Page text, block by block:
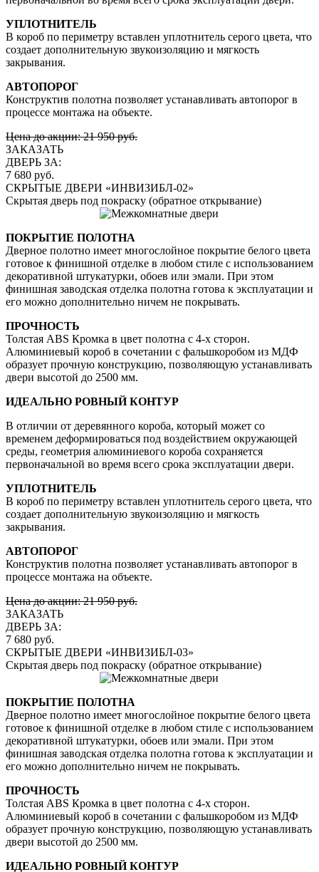
УПЛОТНИТЕЛЬ
В короб по периметру вставлен уплотнитель серого цвета, что
создает дополнительную звукоизоляцию и мягкость
закрывания.
АВТОПОРОГ
Конструктив полотна позволяет устанавливать автопорог в
процессе монтажа на объекте.
Цена до акции: 21 950 руб.
ЗАКАЗАТЬ
ДВЕРЬ ЗА:
7 680 руб.
СКРЫТЫЕ ДВЕРИ «ИНВИЗИБЛ-02»
Скрытая дверь под покраску (обратное открывание)
ПОКРЫТИЕ ПОЛОТНА
Дверное полотно имеет многослойное покрытие белого цвета
готовое к финишной отделке в любом стиле с использованием
декоративной штукатурки, обоев или эмали. При этом
финишная заводская отделка полотна готова к эксплуатации и
его можно дополнительно ничем не покрывать.
ПРОЧНОСТЬ
Толстая ABS Кромка в цвет полотна с 4-х сторон.
Алюминиевый короб в сочетании с фальшкоробом из МДФ
образует прочную конструкцию, позволяющую устанавливать
двери высотой до 2500 мм.
ИДЕАЛЬНО РОВНЫЙ КОНТУР
В отличии от деревянного короба, который может со
временем деформироваться под воздействием окружающей
среды, геометрия алюминиевого короба сохраняется
первоначальной во время всего срока эксплуатации двери.
УПЛОТНИТЕЛЬ
В короб по периметру вставлен уплотнитель серого цвета, что
создает дополнительную звукоизоляцию и мягкость
закрывания.
АВТОПОРОГ
Конструктив полотна позволяет устанавливать автопорог в
процессе монтажа на объекте.
Цена до акции: 21 950 руб.
ЗАКАЗАТЬ
ДВЕРЬ ЗА:
7 680 руб.
СКРЫТЫЕ ДВЕРИ «ИНВИЗИБЛ-03»
Скрытая дверь под покраску (обратное открывание)
ПОКРЫТИЕ ПОЛОТНА
Дверное полотно имеет многослойное покрытие белого цвета
готовое к финишной отделке в любом стиле с использованием
декоративной штукатурки, обоев или эмали. При этом
финишная заводская отделка полотна готова к эксплуатации и
его можно дополнительно ничем не покрывать.
ПРОЧНОСТЬ
Толстая ABS Кромка в цвет полотна с 4-х сторон.
Алюминиевый короб в сочетании с фальшкоробом из МДФ
образует прочную конструкцию, позволяющую устанавливать
двери высотой до 2500 мм.
ИДЕАЛЬНО РОВНЫЙ КОНТУР